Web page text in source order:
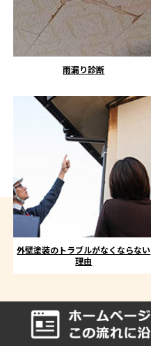
雨漏り診断
外壁塗装のトラブルがなくならない
理由